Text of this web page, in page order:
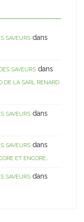
SAVEURS dans
SAVEURS dans
DE LA SARL RENARD:
SAVEURS dans
SAVEURS dans
ET ENCORE…
SAVEURS dans